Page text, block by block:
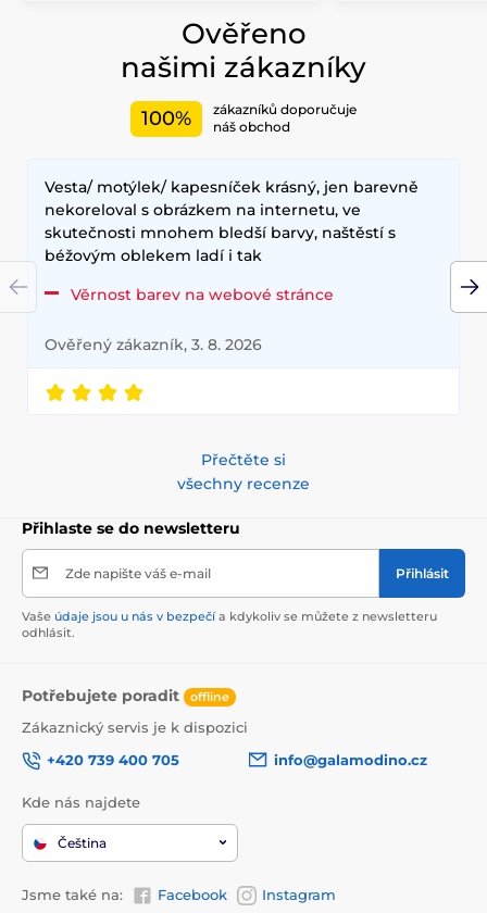
Ověřeno
našimi zákazníky
100%
zákazníků doporučuje
náš obchod
Vesta/ motýlek/ kapesníček krásný, jen barevně
nekoreloval s obrázkem na internetu, ve
skutečnosti mnohem bledší barvy, naštěstí s
béžovým oblekem ladí i tak
Věrnost barev na webové stránce
Ověřený zákazník, 3. 8. 2026
Přečtěte si
všechny recenze
Přihlaste se do newsletteru
Zde napište váš e-mail Přihlásit
Vaše údaje jsou u nás v bezpečí a kdykoliv se můžete z newsletteru
odhlásit.
Potřebujete poradit offline
Zákaznický servis je k dispozici
+420 739 400 705
info@galamodino.cz
Kde nás najdete
Čeština
Jsme také na: Facebook Instagram